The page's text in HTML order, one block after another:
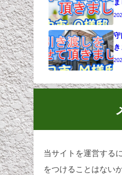
ま
守
き
当サイトを運営する
をつけることはない